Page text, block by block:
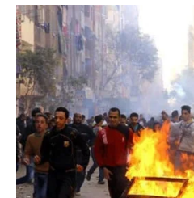
EMISIÓN 11:30 PM